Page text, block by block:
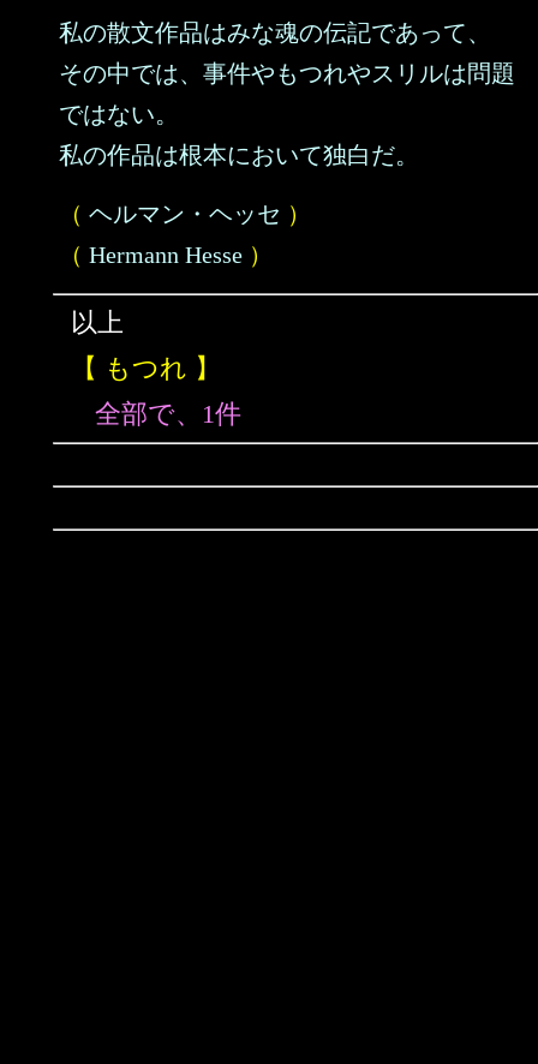
私の散文作品はみな魂の伝記であって、
その中では、事件やもつれやスリルは問題
ではない。
私の作品は根本において独白だ。
（ ヘルマン・ヘッセ ）
（ Hermann Hesse ）
以上
【 もつれ 】
全部で、1件